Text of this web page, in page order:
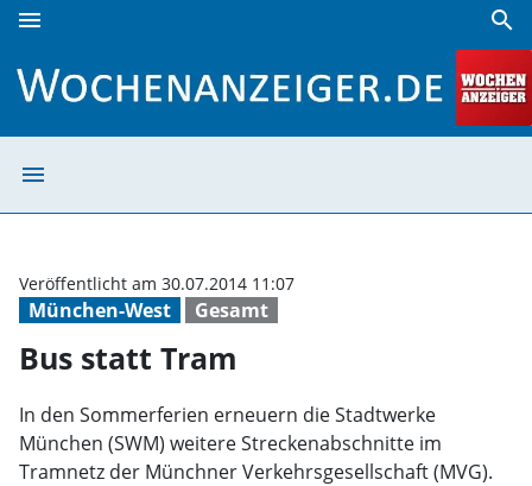
menu search
menu
München-West Gesamt
Veröffentlicht am 30.07.2014 11:07
Bus statt Tram
In den Sommerferien erneuern die Stadtwerke
München (SWM) weitere Streckenabschnitte im
Tramnetz der Münchner Verkehrsgesellschaft (MVG).